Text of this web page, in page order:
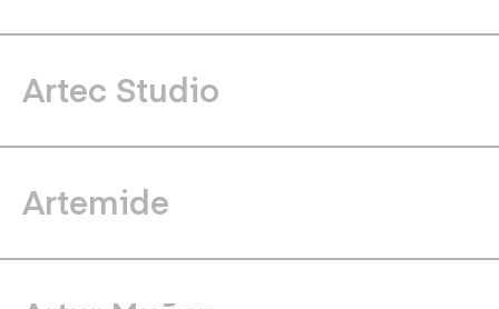
Artec Studio
Artemide